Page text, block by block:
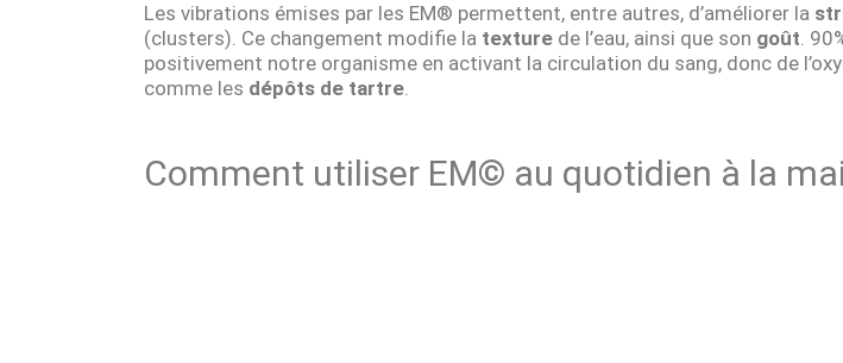
Les vibrations émises par les EM® permettent, entre autres, d’améliorer la
(clusters). Ce changement modifie la texture de l’eau, ainsi que son goût.
positivement notre organisme en activant la circulation du sang, donc de
comme les dépôts de tartre.
Comment utiliser EM© au quotidien à la